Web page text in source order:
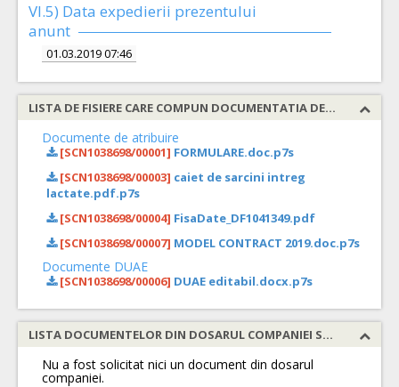
VI.5) Data expedierii prezentului
anunt
01.03.2019 07:46
LISTA DE FISIERE CARE COMPUN DOCUMENTATIA DE ATRIBUIRE
Documente de atribuire
[SCN1038698/00001] FORMULARE.doc.p7s
[SCN1038698/00003] caiet de sarcini intreg
lactate.pdf.p7s
[SCN1038698/00004] FisaDate_DF1041349.pdf
[SCN1038698/00007] MODEL CONTRACT 2019.doc.p7s
Documente DUAE
[SCN1038698/00006] DUAE editabil.docx.p7s
LISTA DOCUMENTELOR DIN DOSARUL COMPANIEI SOLICITATE
Nu a fost solicitat nici un document din dosarul
companiei.